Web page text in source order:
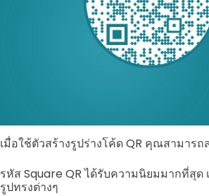
เมื่อใช้ตัวสร้างรูปร่างโค้ด QR คุณสามาร
รหัส Square QR ได้รับความนิยมมากที่สุด
รูปทรงต่างๆ